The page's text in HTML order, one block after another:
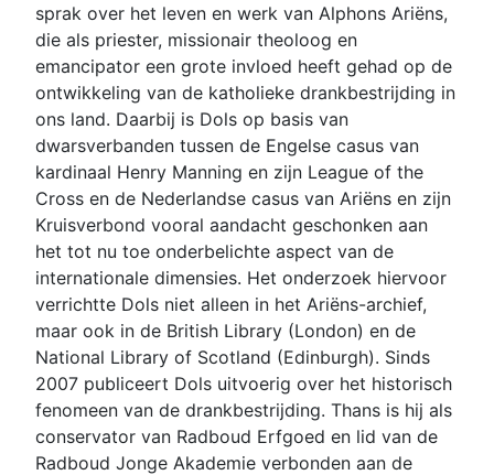
sprak over het leven en werk van Alphons Ariëns,
die als priester, missionair theoloog en
emancipator een grote invloed heeft gehad op de
ontwikkeling van de katholieke drankbestrijding in
ons land. Daarbij is Dols op basis van
dwarsverbanden tussen de Engelse casus van
kardinaal Henry Manning en zijn League of the
Cross en de Nederlandse casus van Ariëns en zijn
Kruisverbond vooral aandacht geschonken aan
het tot nu toe onderbelichte aspect van de
internationale dimensies. Het onderzoek hiervoor
verrichtte Dols niet alleen in het Ariëns-archief,
maar ook in de British Library (London) en de
National Library of Scotland (Edinburgh). Sinds
2007 publiceert Dols uitvoerig over het historisch
fenomeen van de drankbestrijding. Thans is hij als
conservator van Radboud Erfgoed en lid van de
Radboud Jonge Akademie verbonden aan de